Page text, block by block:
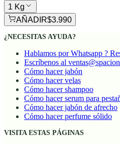
1 Kg
AÑADIR$3.990
¿NECESITAS AYUDA?
Hablamos por Whatsapp ?
Escríbenos al
Cómo hacer jabón
Cómo hacer velas
Cómo hacer shampoo
Cómo hacer serum para
Cómo hacer jabón de afrecho
Cómo hacer perfume sólido
VISITA ESTAS PÁGINAS